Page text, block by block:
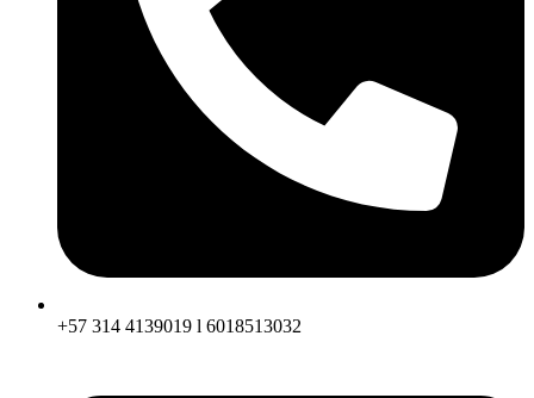
+57 314 4139019 l 6018513032